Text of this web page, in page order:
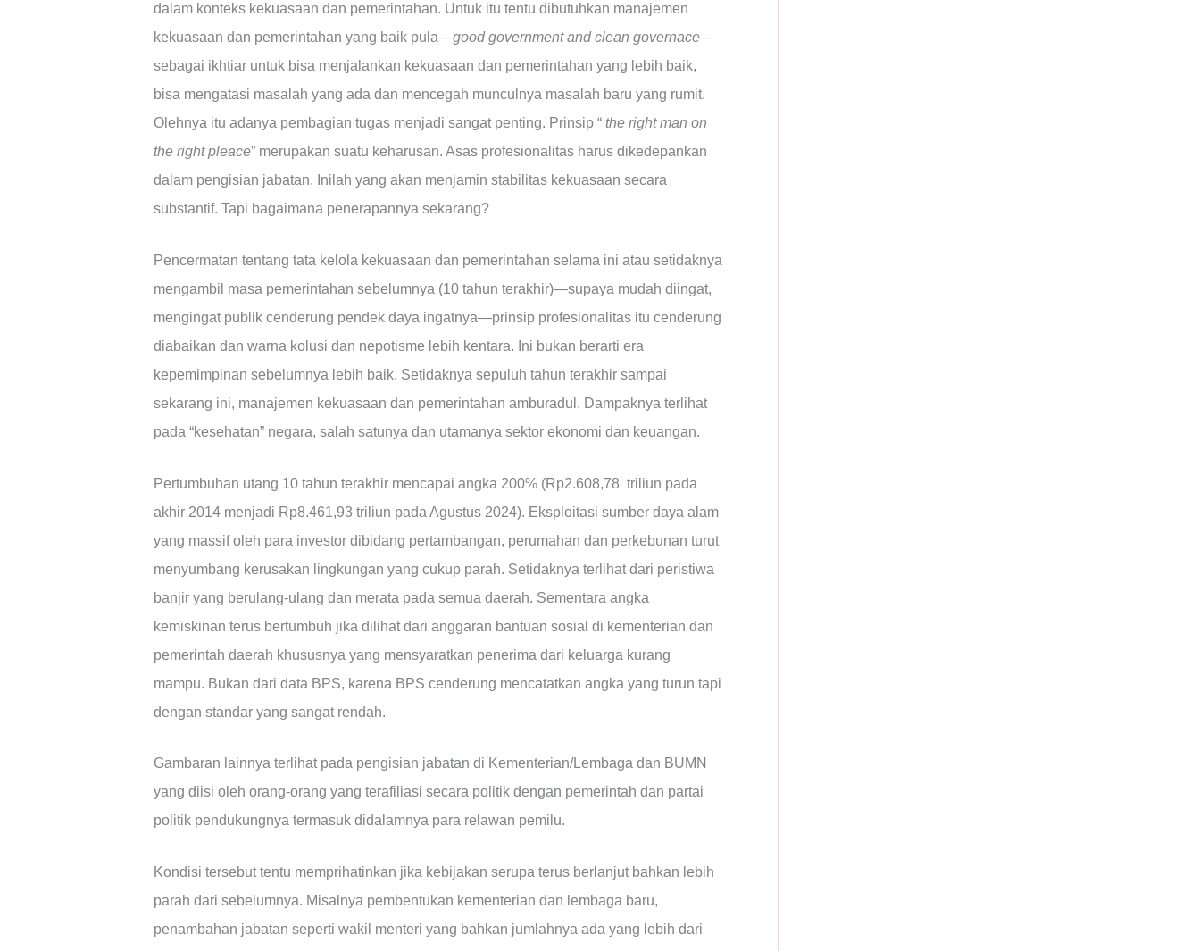
dalam konteks kekuasaan dan pemerintahan. Untuk itu tentu dibutuhkan manajemen
kekuasaan dan pemerintahan yang baik pula—good government and clean governace—
sebagai ikhtiar untuk bisa menjalankan kekuasaan dan pemerintahan yang lebih baik,
bisa mengatasi masalah yang ada dan mencegah munculnya masalah baru yang rumit.
Olehnya itu adanya pembagian tugas menjadi sangat penting. Prinsip “ the right man on
the right pleace” merupakan suatu keharusan. Asas profesionalitas harus dikedepankan
dalam pengisian jabatan. Inilah yang akan menjamin stabilitas kekuasaan secara
substantif. Tapi bagaimana penerapannya sekarang?
Pencermatan tentang tata kelola kekuasaan dan pemerintahan selama ini atau setidaknya
mengambil masa pemerintahan sebelumnya (10 tahun terakhir)—supaya mudah diingat,
mengingat publik cenderung pendek daya ingatnya—prinsip profesionalitas itu cenderung
diabaikan dan warna kolusi dan nepotisme lebih kentara. Ini bukan berarti era
kepemimpinan sebelumnya lebih baik. Setidaknya sepuluh tahun terakhir sampai
sekarang ini, manajemen kekuasaan dan pemerintahan amburadul. Dampaknya terlihat
pada “kesehatan” negara, salah satunya dan utamanya sektor ekonomi dan keuangan.
Pertumbuhan utang 10 tahun terakhir mencapai angka 200% (Rp2.608,78 triliun pada
akhir 2014 menjadi Rp8.461,93 triliun pada Agustus 2024). Eksploitasi sumber daya alam
yang massif oleh para investor dibidang pertambangan, perumahan dan perkebunan turut
menyumbang kerusakan lingkungan yang cukup parah. Setidaknya terlihat dari peristiwa
banjir yang berulang-ulang dan merata pada semua daerah. Sementara angka
kemiskinan terus bertumbuh jika dilihat dari anggaran bantuan sosial di kementerian dan
pemerintah daerah khususnya yang mensyaratkan penerima dari keluarga kurang
mampu. Bukan dari data BPS, karena BPS cenderung mencatatkan angka yang turun tapi
dengan standar yang sangat rendah.
Gambaran lainnya terlihat pada pengisian jabatan di Kementerian/Lembaga dan BUMN
yang diisi oleh orang-orang yang terafiliasi secara politik dengan pemerintah dan partai
politik pendukungnya termasuk didalamnya para relawan pemilu.
Kondisi tersebut tentu memprihatinkan jika kebijakan serupa terus berlanjut bahkan lebih
parah dari sebelumnya. Misalnya pembentukan kementerian dan lembaga baru,
penambahan jabatan seperti wakil menteri yang bahkan jumlahnya ada yang lebih dari